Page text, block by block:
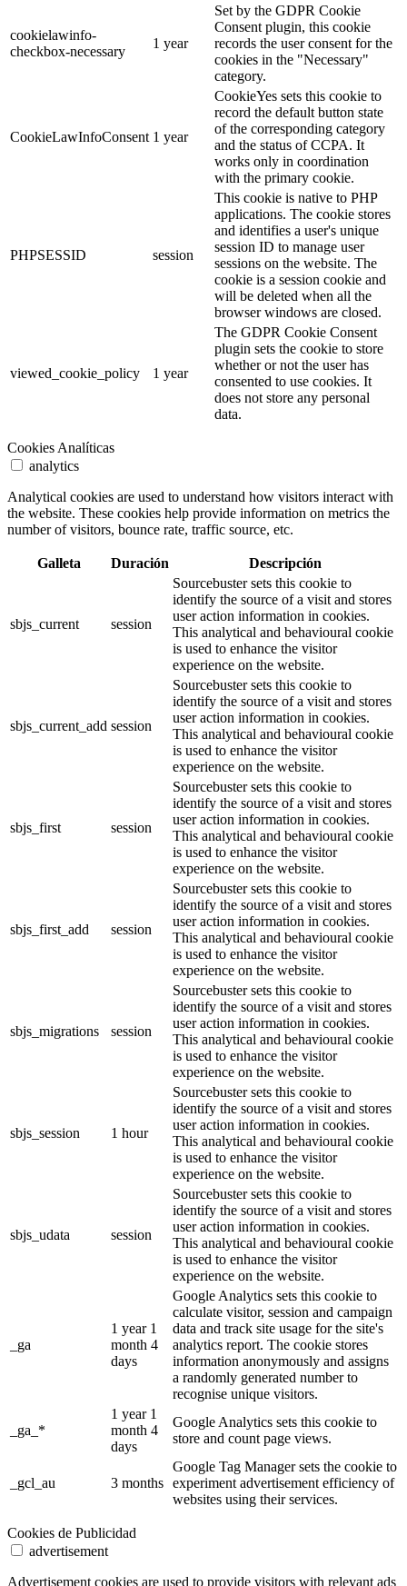
cookielawinfo-
checkbox-necessary
1 year
Set by the GDPR Cookie
Consent plugin, this cookie
records the user consent for the
cookies in the "Necessary"
category.
CookieLawInfoConsent 1 year
CookieYes sets this cookie to
record the default button state
of the corresponding category
and the status of CCPA. It
works only in coordination
with the primary cookie.
PHPSESSID session
This cookie is native to PHP
applications. The cookie stores
and identifies a user's unique
session ID to manage user
sessions on the website. The
cookie is a session cookie and
will be deleted when all the
browser windows are closed.
viewed_cookie_policy 1 year
The GDPR Cookie Consent
plugin sets the cookie to store
whether or not the user has
consented to use cookies. It
does not store any personal
data.
Cookies Analíticas
analytics
Analytical cookies are used to understand how visitors interact with
the website. These cookies help provide information on metrics the
number of visitors, bounce rate, traffic source, etc.
Galleta Duración Descripción
sbjs_current session
Sourcebuster sets this cookie to
identify the source of a visit and stores
user action information in cookies.
This analytical and behavioural cookie
is used to enhance the visitor
experience on the website.
sbjs_current_add session
Sourcebuster sets this cookie to
identify the source of a visit and stores
user action information in cookies.
This analytical and behavioural cookie
is used to enhance the visitor
experience on the website.
sbjs_first session
Sourcebuster sets this cookie to
identify the source of a visit and stores
user action information in cookies.
This analytical and behavioural cookie
is used to enhance the visitor
experience on the website.
sbjs_first_add session
Sourcebuster sets this cookie to
identify the source of a visit and stores
user action information in cookies.
This analytical and behavioural cookie
is used to enhance the visitor
experience on the website.
sbjs_migrations session
Sourcebuster sets this cookie to
identify the source of a visit and stores
user action information in cookies.
This analytical and behavioural cookie
is used to enhance the visitor
experience on the website.
sbjs_session 1 hour
Sourcebuster sets this cookie to
identify the source of a visit and stores
user action information in cookies.
This analytical and behavioural cookie
is used to enhance the visitor
experience on the website.
sbjs_udata session
Sourcebuster sets this cookie to
identify the source of a visit and stores
user action information in cookies.
This analytical and behavioural cookie
is used to enhance the visitor
experience on the website.
_ga
1 year 1
month 4
days
Google Analytics sets this cookie to
calculate visitor, session and campaign
data and track site usage for the site's
analytics report. The cookie stores
information anonymously and assigns
a randomly generated number to
recognise unique visitors.
_ga_*
1 year 1
month 4
days
Google Analytics sets this cookie to
store and count page views.
_gcl_au 3 months
Google Tag Manager sets the cookie to
experiment advertisement efficiency of
websites using their services.
Cookies de Publicidad
advertisement
Advertisement cookies are used to provide visitors with relevant ads